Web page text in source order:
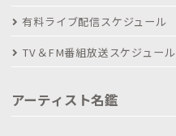
有料ライブ配信スケジュール
TV＆FM番組放送スケジュール
アーティスト名鑑